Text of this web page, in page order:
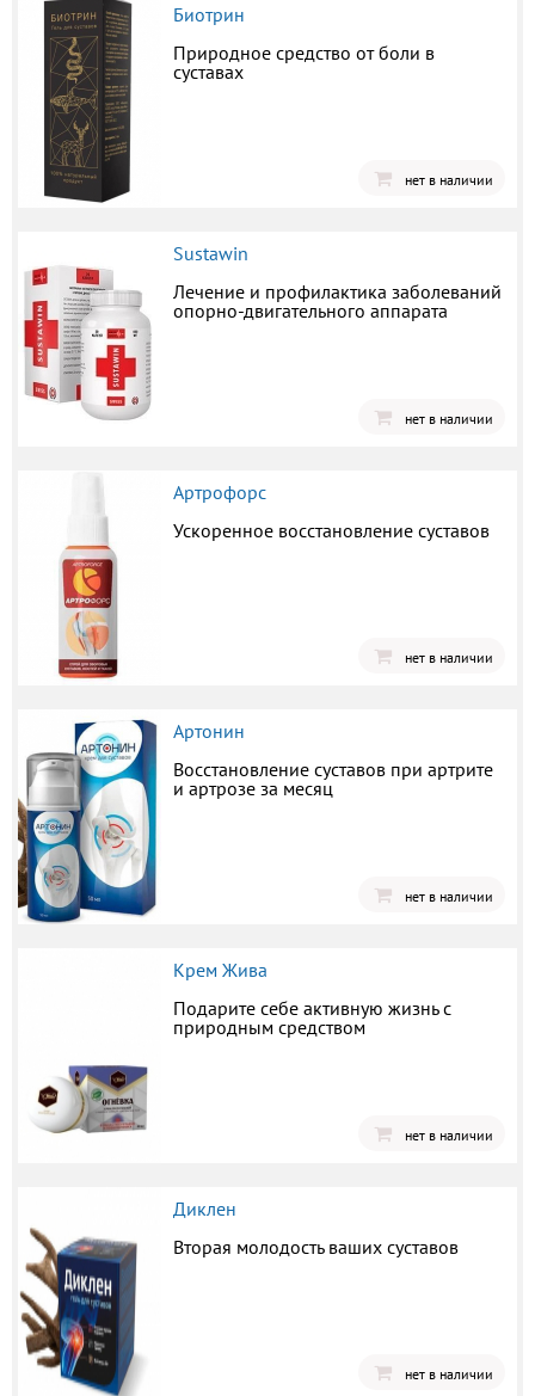
Биотрин
Природное средство от боли в
суставах
нет в наличии
Sustawin
Лечение и профилактика заболеваний
опорно-двигательного аппарата
нет в наличии
Артрофорс
Ускоренное восстановление суставов
нет в наличии
Артонин
Восстановление суставов при артрите
и артрозе за месяц
нет в наличии
Крем Жива
Подарите себе активную жизнь с
природным средством
нет в наличии
Диклен
Вторая молодость ваших суставов
нет в наличии